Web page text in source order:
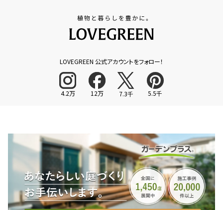
LOVEGREEN 公式アカウントをフォロー！
4.2万 12万 7.3千 5.5千